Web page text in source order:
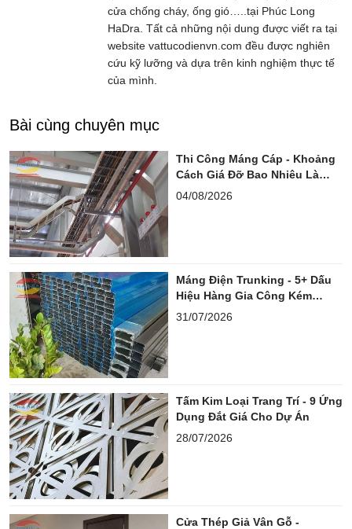
cửa chống cháy, ống gió…..tại Phúc Long
HaDra. Tất cả những nội dung được viết ra tại
website vattucodienvn.com đều được nghiên
cứu kỹ lưỡng và dựa trên kinh nghiệm thực tế
của mình.
Bài cùng chuyên mục
Thi Công Máng Cáp - Khoảng
Cách Giá Đỡ Bao Nhiêu Là
Chuẩn?
04/08/2026
Máng Điện Trunking - 5+ Dấu
Hiệu Hàng Gia Công Kém
Chuẩn
31/07/2026
Tấm Kim Loại Trang Trí - 9 Ứng
Dụng Đắt Giá Cho Dự Án
28/07/2026
Cửa Thép Giả Vân Gỗ -